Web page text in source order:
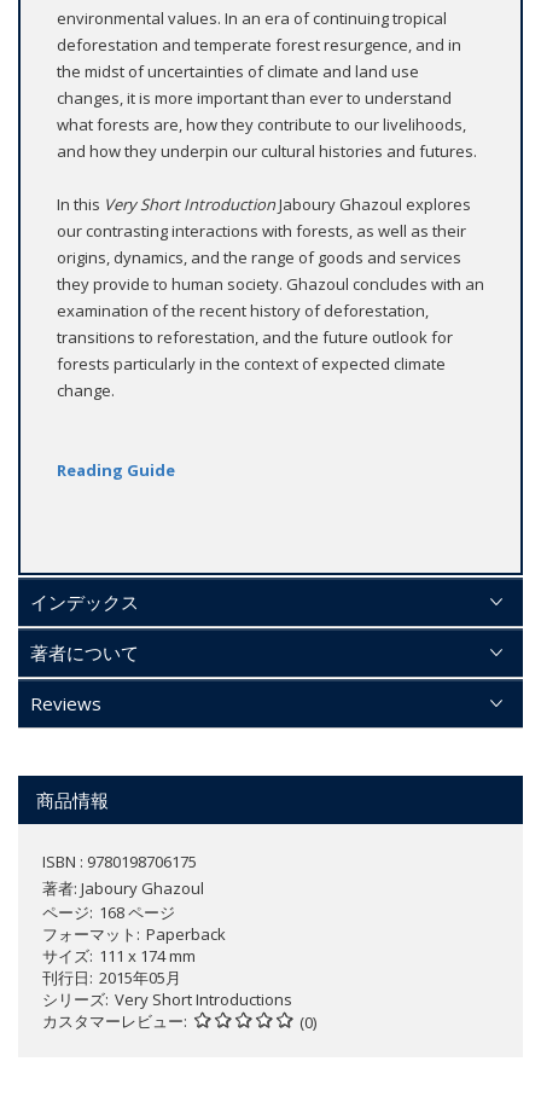
environmental values. In an era of continuing tropical
deforestation and temperate forest resurgence, and in
the midst of uncertainties of climate and land use
changes, it is more important than ever to understand
what forests are, how they contribute to our livelihoods,
and how they underpin our cultural histories and futures.
In this Very Short IntroductionJaboury Ghazoul explores
our contrasting interactions with forests, as well as their
origins, dynamics, and the range of goods and services
they provide to human society. Ghazoul concludes with an
examination of the recent history of deforestation,
transitions to reforestation, and the future outlook for
forests particularly in the context of expected climate
change.
Reading Guide
インデックス
著者について
Reviews
商品情報
ISBN : 9780198706175
著者: Jaboury Ghazoul
ページ 168 ページ
フォーマット
Paperback
サイズ 111 x 174 mm
刊行日 2015年05月
シリーズ Very Short Introductions
カスタマーレビュー
(0)